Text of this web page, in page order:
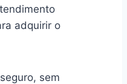
adquirir o
sem